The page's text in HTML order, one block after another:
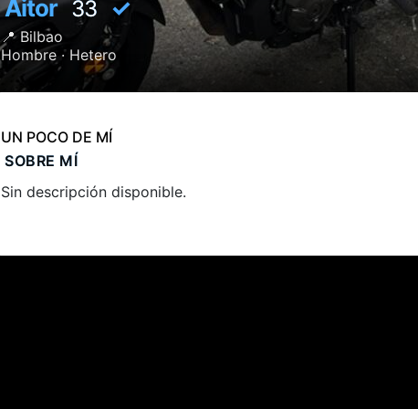
Aitor33 ✓
📍Bilbao
Hombre · Hetero
UN POCO DE MÍ
SOBRE MÍ
Sin descripción disponible.